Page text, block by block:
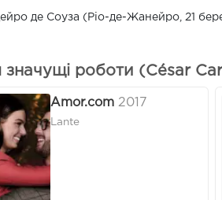
де Соуза (Ріо-де-Жанейро, 21
значущі роботи (César
Amor.com 2017
Lante